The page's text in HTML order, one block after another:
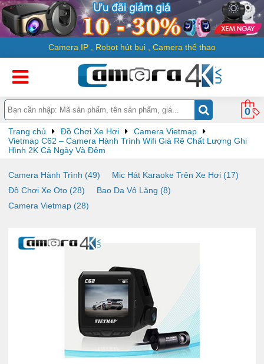
Camera IP Robot hút bụi Camera thể thao
0
Trang chủ Đồ Chơi Xe Hơi
Camera Vietmap
Vietmap C62 – Camera Hành Trình Wifi Giá Rẽ Chất Lượng Ghi
Hình 2K Cả Ngày Và Đêm
Camera Hành Trình (49)
Mic Hát Karaoke Trên Xe Hơi (17)
Đồ Chơi Xe Oto (28)
Bao Da Vô Lăng (8)
Camera Vietmap (28)